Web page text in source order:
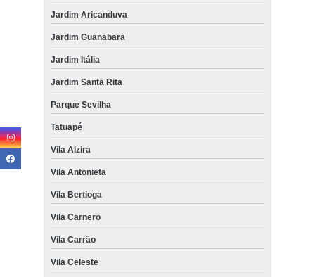
Jardim Aricanduva
Jardim Guanabara
Jardim Itália
Jardim Santa Rita
Parque Sevilha
Tatuapé
Vila Alzira
Vila Antonieta
Vila Bertioga
Vila Carnero
Vila Carrão
Vila Celeste